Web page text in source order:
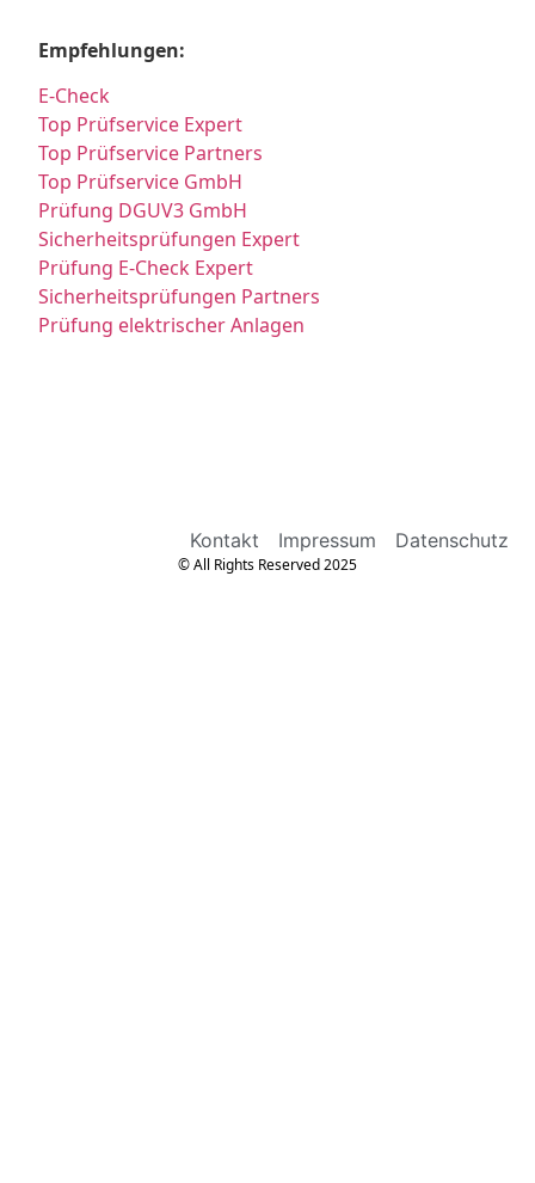
Empfehlungen:
E-Check
Top Prüfservice Expert
Top Prüfservice Partners
Top Prüfservice GmbH
Prüfung DGUV3 GmbH
Sicherheitsprüfungen Expert
Prüfung E-Check Expert
Sicherheitsprüfungen Partners
Prüfung elektrischer Anlagen
Kontakt Impressum Datenschutz
© All Rights Reserved 2025